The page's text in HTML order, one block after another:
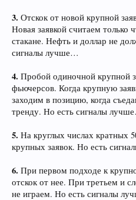
3. Отскок от новой крупной
Новая заявкой считаем только
стакане. Нефть и доллар не
сигналы лучше…
4. Пробой одиночной крупной
фьючерсов. Когда крупную
заходим в позицию, когда
тренду. Но есть сигналы
5. На круглых числах кратных
крупных заявок. Но есть
6. При первом подходе к
отскок от нее. При третьем и
не играем. Но есть сигналы